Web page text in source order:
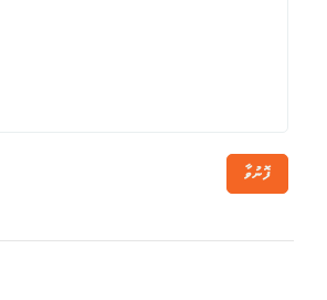
ފޮނުވާ